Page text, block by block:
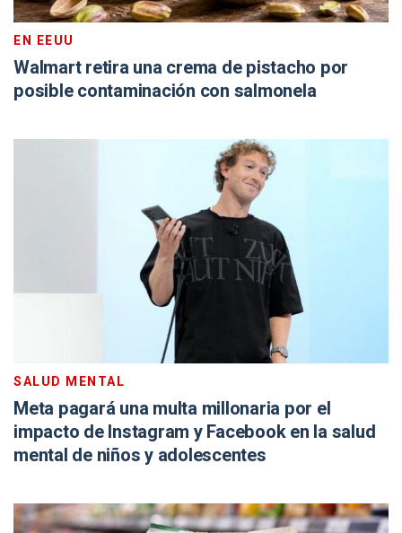
EN EEUU
Walmart retira una crema de pistacho por
posible contaminación con salmonela
SALUD MENTAL
Meta pagará una multa millonaria por el
impacto de Instagram y Facebook en la salud
mental de niños y adolescentes